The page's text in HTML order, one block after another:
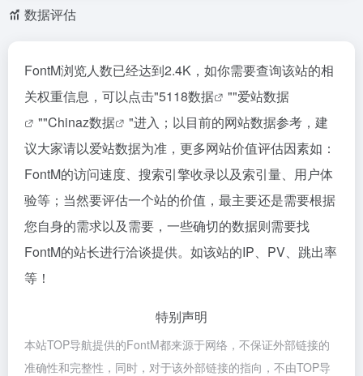
数据评估
FontM浏览人数已经达到2.4K，如你需要查询该站的相
关权重信息，可以点击"5118数据 ""爱站数据
""Chinaz数据
"进入；以目前的网站数据参考，建
议大家请以爱站数据为准，更多网站价值评估因素如：
FontM的访问速度、搜索引擎收录以及索引量、用户体
验等；当然要评估一个站的价值，最主要还是需要根据
您自身的需求以及需要，一些确切的数据则需要找
FontM的站长进行洽谈提供。如该站的IP、PV、跳出率
等！
特别声明
本站TOP导航提供的FontM都来源于网络，不保证外部链接的
准确性和完整性，同时，对于该外部链接的指向，不由TOP导